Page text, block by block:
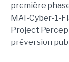
première
MAI-Cyber-1-
Project
préversion